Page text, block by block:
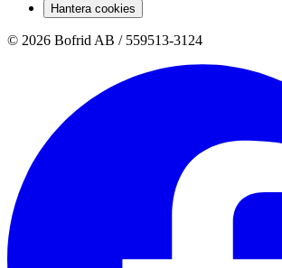
Hantera cookies
© 2026 Bofrid AB / 559513-3124